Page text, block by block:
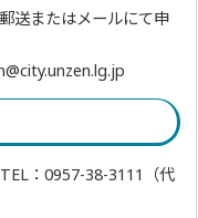
送またはメールにて申
：0957-38-3111（代